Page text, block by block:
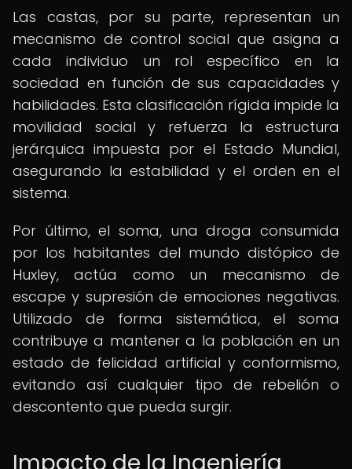
Las castas, por su parte, representan un
mecanismo de control social que asigna a
cada individuo un rol específico en la
sociedad en función de sus capacidades y
habilidades. Esta clasificación rígida impide la
movilidad social y refuerza la estructura
jerárquica impuesta por el Estado Mundial,
asegurando la estabilidad y el orden en el
sistema.
Por último, el soma, una droga consumida
por los habitantes del mundo distópico de
Huxley, actúa como un mecanismo de
escape y supresión de emociones negativas.
Utilizado de forma sistemática, el soma
contribuye a mantener a la población en un
estado de felicidad artificial y conformismo,
evitando así cualquier tipo de rebelión o
descontento que pueda surgir.